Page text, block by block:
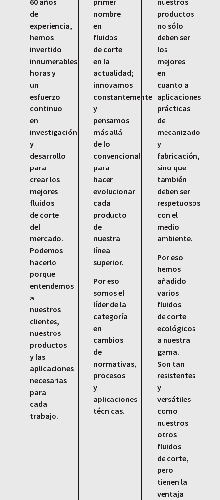
60 años
de
experiencia,
hemos
invertido
innumerables
horas y
un
esfuerzo
continuo
en
investigación
y
desarrollo
para
crear los
mejores
fluidos
de corte
del
mercado.
Podemos
hacerlo
porque
entendemos
a
nuestros
clientes,
nuestros
productos
y las
aplicaciones
necesarias
para
cada
trabajo.
primer
nombre
en
fluidos
de corte
en la
actualidad;
innovamos
constantemente
y
pensamos
más allá
de lo
convencional
para
hacer
evolucionar
cada
producto
de
nuestra
línea
superior.
Por eso
somos el
líder de la
categoría
en
cambios
de
normativas,
procesos
y
aplicaciones
técnicas.
nuestros
productos
no sólo
deben ser
los
mejores
en
cuanto a
aplicaciones
prácticas
de
mecanizado
y
fabricación,
sino que
también
deben ser
respetuosos
con el
medio
ambiente.
Por eso
hemos
añadido
varios
fluidos
de corte
ecológicos
a nuestra
gama.
Son tan
resistentes
y
versátiles
como
nuestros
otros
fluidos
de corte,
pero
tienen la
ventaja